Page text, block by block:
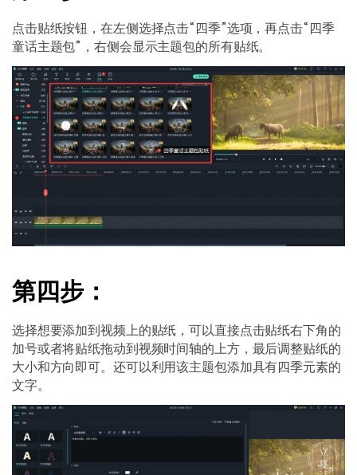
点击贴纸按钮，在左侧选择点击“四季”选项，再点击“四季
童话主题包”，右侧会显示主题包的所有贴纸。
第四步：
选择想要添加到视频上的贴纸，可以直接点击贴纸右下角的
加号或者将贴纸拖动到视频时间轴的上方，最后调整贴纸的
大小和方向即可。还可以利用该主题包添加具有四季元素的
文字。